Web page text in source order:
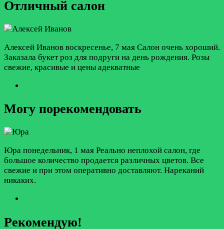
Отличный салон
Алексей Иванов воскресенье, 7 мая Салон очень хороший.
Заказала букет роз для подруги на день рождения. Розы
свежие, красивые и цены адекватные
Могу порекомендовать
Юра понедельник, 1 мая Реально неплохой салон, где
большое количество продается различных цветов. Все
свежие и при этом оперативно доставляют. Нареканий
никаких.
Рекомендую!